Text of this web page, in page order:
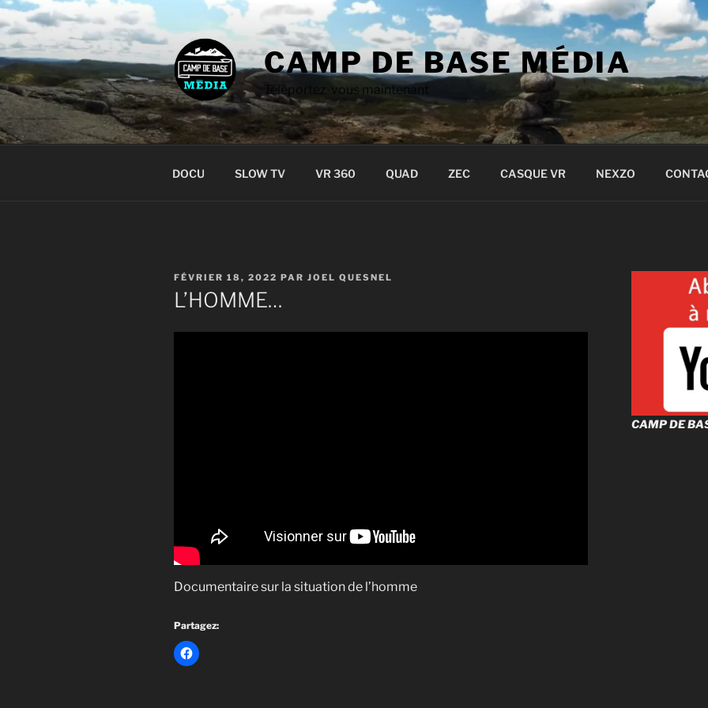
Aller
au
contenu
CAMP DE BASE MÉDIA
Téléportez-vous maintenant
DOCU SLOW TV VR 360 QUAD ZEC CASQUE VR NEXZO
PUBLIÉ
LE
FÉVRIER 18, 2022 PAR JOEL QUESNEL
L’HOMME…
Documentaire sur la situation de l’homme
Partagez:
CAMP DE